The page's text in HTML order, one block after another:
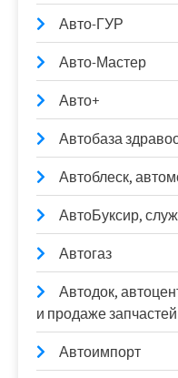
Авто-ГУР
Авто-Мастер
Авто+
Автобаза
Автоблеск,
АвтоБуксир,
Автогаз
Автодок,
и продаже запчастей
Автоимпорт